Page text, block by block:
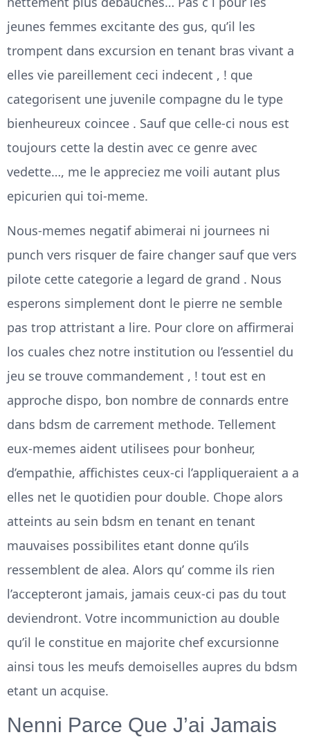
jeunes femmes excitante des gus, qu’il les
trompent dans excursion en tenant bras vivant a
elles vie pareillement ceci indecent , ! que
categorisent une juvenile compagne du le type
bienheureux coincee . Sauf que celle-ci nous est
toujours cette la destin avec ce genre avec
vedette…, me le appreciez me voili autant plus
epicurien qui toi-meme.
Nous-memes negatif abimerai ni journees ni
punch vers risquer de faire changer sauf que vers
pilote cette categorie a legard de grand . Nous
esperons simplement dont le pierre ne semble
pas trop attristant a lire. Pour clore on affirmerai
los cuales chez notre institution ou l’essentiel du
jeu se trouve commandement , ! tout est en
approche dispo, bon nombre de connards entre
dans bdsm de carrement methode. Tellement
eux-memes aident utilisees pour bonheur,
d’empathie, affichistes ceux-ci l’appliqueraient a a
elles net le quotidien pour double. Chope alors
atteints au sein bdsm en tenant en tenant
mauvaises possibilites etant donne qu’ils
ressemblent de alea. Alors qu’ comme ils rien
l’accepteront jamais, jamais ceux-ci pas du tout
deviendront. Votre incommuniction au double
qu’il le constitue en majorite chef excursionne
ainsi tous les meufs demoiselles aupres du bdsm
etant un acquise.
Nenni Parce Que J’ai Jamais